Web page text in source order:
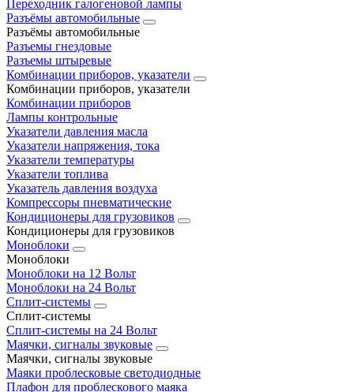
Переходник галогеновой лампы
Разъёмы автомобильные
Разъёмы автомобильные
Разъемы гнездовые
Разъемы штыревые
Комбинации приборов, указатели
Комбинации приборов, указатели
Комбинации приборов
Лампы контрольные
Указатели давления масла
Указатели напряжения, тока
Указатели температуры
Указатели топлива
Указатель давления воздуха
Компрессоры пневматические
Кондиционеры для грузовиков
Кондиционеры для грузовиков
Моноблоки
Моноблоки
Моноблоки на 12 Вольт
Моноблоки на 24 Вольт
Сплит-системы
Сплит-системы
Сплит‑системы на 24 Вольт
Маячки, сигналы звуковые
Маячки, сигналы звуковые
Маяки проблесковые светодиодные
Плафон для проблескового маяка